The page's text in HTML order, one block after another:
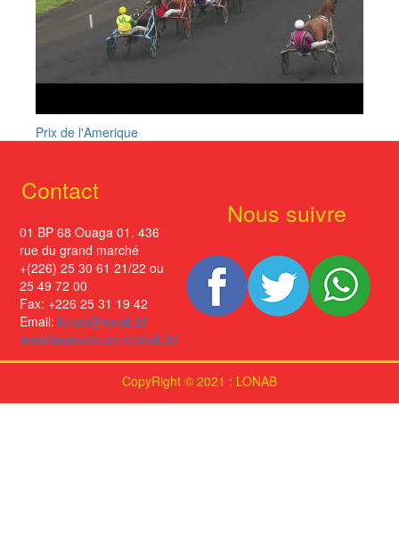
Prix de l'Amerique
Contact
01 BP 68 Ouaga 01. 436
rue du grand marché
+(226) 25 30 61 21/22 ou
25 49 72 00
Fax: +226 25 31 19 42
Email: lonab@lonab.bf
www.facebook.com/lonab.bf
Nous suivre
CopyRight © 2021 : LONAB